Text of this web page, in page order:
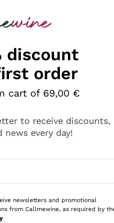
alternative che
discount
order
cart of 69,00 €
to receive discounts,
every day!
newsletters and promotional
from Callmewine, as required by